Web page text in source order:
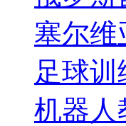
塞尔维
足球
机器人